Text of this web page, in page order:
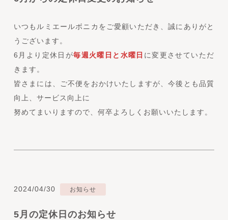
いつもルミエールボニカをご愛顧いただき、誠にありがと
うございます。
6月より定休日が毎週火曜日と水曜日 に変更させていただ
きます。
皆さまには、ご不便をおかけいたしますが、今後とも品質
向上、サービス向上に
努めてまいりますので、何卒よろしくお願いいたします。
2024/04/30 お知らせ
5月の定休日のお知らせ